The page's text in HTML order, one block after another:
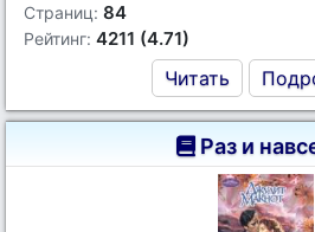
Страниц: 84
Рейтинг: 4211 (4.71)
Читать
Раз и